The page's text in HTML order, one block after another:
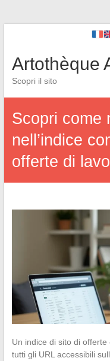
Artothèque
Scopri il sito
Scopri come
nell’indice
offerte di
Un indice di sito di
tutti gli URL accessibili